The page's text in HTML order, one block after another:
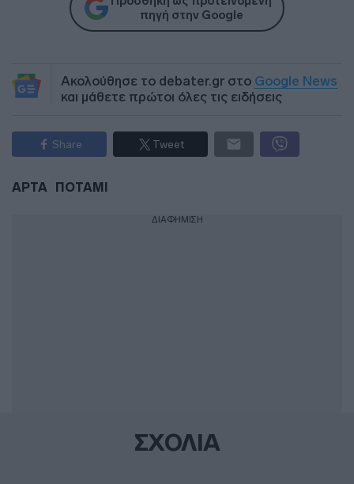
πηγή στην Google
Ακολούθησε το debater.gr στο Google News
και μάθετε πρώτοι όλες τις ειδήσεις
Share Tweet
ΑΡΤΑ ΠΟΤΑΜΙ
ΔΙΑΦΗΜΙΣΗ
ΣΧΟΛΙΑ